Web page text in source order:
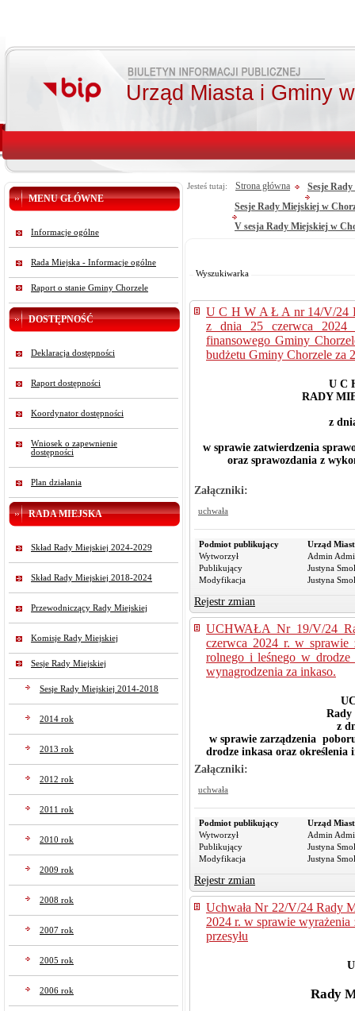
Urząd Miasta i Gminy
MENU GŁÓWNE
Informacje ogólne
Rada Miejska - Informacje ogólne
Raport o stanie Gminy Chorzele
DOSTĘPNOŚĆ
Deklaracja dostępności
Raport dostępności
Koordynator dostępności
Wniosek o zapewnienie
dostępności
Plan działania
RADA MIEJSKA
Skład Rady Miejskiej 2024-2029
Skład Rady Miejskiej 2018-2024
Przewodniczący Rady Miejskiej
Komisje Rady Miejskiej
Sesje Rady Miejskiej
Sesje Rady Miejskiej 2014-2018
2014 rok
2013 rok
2012 rok
2011 rok
2010 rok
2009 rok
2008 rok
2007 rok
2005 rok
2006 rok
Jesteś tutaj: Strona główna
Sesje
Sesje Rady Miejskiej w
V sesja Rady Miejskiej w
Wyszukiwarka
U C H W A Ł A nr 14/V/
z dnia 25 czerwca 2024
finansowego Gminy
budżetu Gminy Chorzele za
U C
RADY
z
w sprawie zatwierdzenia
oraz sprawozdania z
Załączniki:
uchwała
Podmiot publikujący
Urząd
Wytworzył
Admin
Publikujący
Justyna
Modyfikacja
Justyna
Rejestr zmian
UCHWAŁA Nr 19/V/24
czerwca 2024 r. w sprawie
rolnego i leśnego w drodze
wynagrodzenia za inkaso.
Rady
z
w sprawie zarządzenia
drodze inkasa oraz określenia
Załączniki:
uchwała
Podmiot publikujący
Urząd
Wytworzył
Admin
Publikujący
Justyna
Modyfikacja
Justyna
Rejestr zmian
Uchwała Nr 22/V/24 Rady
2024 r. w sprawie wyrażenia
przesyłu
Rady